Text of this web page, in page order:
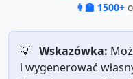
👩‍🏫 1500+
💡 Wskazówka:
i wygenerować